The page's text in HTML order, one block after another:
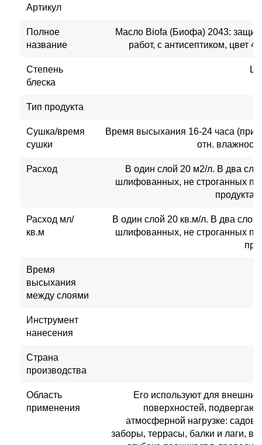
Артикул
Полное
название
Масло Biofa (Биофа) 2043:
работ, с антисептиком, цвет
Степень
блеска
Тип продукта
Сушка/время
сушки
Время высыхания 16-24 часа (при
отн.
Расход
В один слой 20 м2/л. В два
шлифованных, не строганных
продукта
Расход мл/
кв.м
В один слой 20 кв.м/л. В два слоя
шлифованных, не строганных
Время
высыхания
между слоями
Инструмент
нанесения
Страна
производства
Область
применения
Его используют для
поверхностей,
атмосферной нагрузке:
заборы, террасы, балки и лаги,